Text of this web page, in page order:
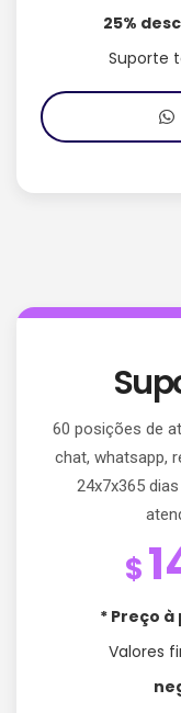
25%
Suporte
60 posições de
chat, whatsapp,
24x7x365
$
* Preço
Valores